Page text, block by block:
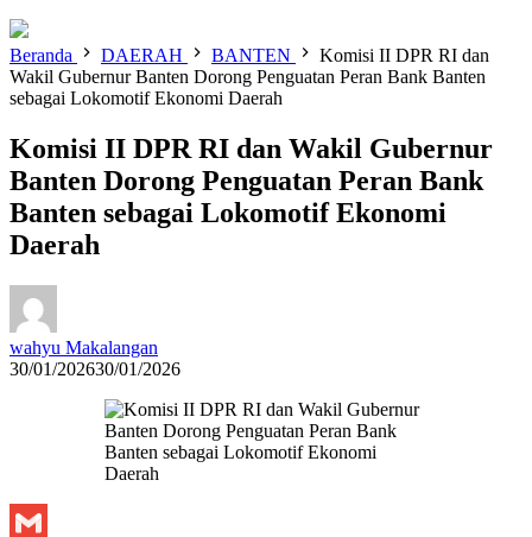
Beranda DAERAH BANTEN
Komisi II DPR RI dan
Wakil Gubernur Banten Dorong Penguatan Peran Bank Banten
sebagai Lokomotif Ekonomi Daerah
Komisi II DPR RI dan Wakil Gubernur
Banten Dorong Penguatan Peran Bank
Banten sebagai Lokomotif Ekonomi
Daerah
wahyu Makalangan
30/01/202630/01/2026